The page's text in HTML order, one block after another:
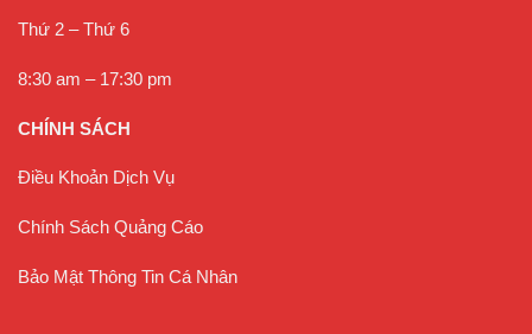
Thứ 2 – Thứ 6
8:30 am – 17:30 pm
CHÍNH SÁCH
Điều Khoản Dịch Vụ
Chính Sách Quảng Cáo
Bảo Mật Thông Tin Cá Nhân